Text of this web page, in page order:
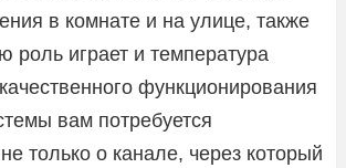
в комнате и на улице, также
роль играет и температура
функционирования
вам потребуется
только о канале, через который